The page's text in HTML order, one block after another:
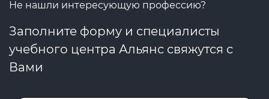
Не нашли интересующую профессию?
Заполните форму и специалисты
учебного центра Альянс свяжутся с
Вами